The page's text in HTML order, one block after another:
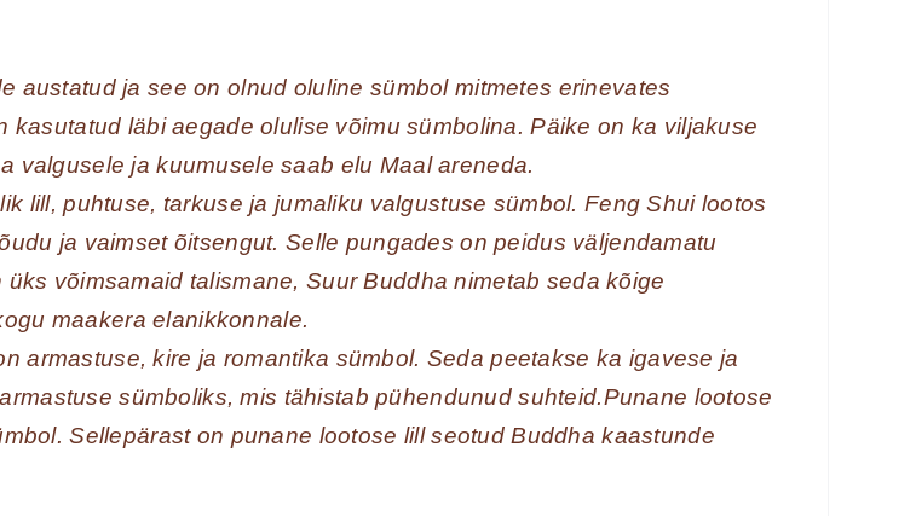
austatud ja see on olnud oluline sümbol mitmetes erinevates
kasutatud läbi aegade olulise võimu sümbolina. Päike on ka viljakuse
valgusele ja kuumusele saab elu Maal areneda.
lill, puhtuse, tarkuse ja jumaliku valgustuse sümbol. Feng Shui lootos
ja vaimset õitsengut. Selle pungades on peidus väljendamatu
võimsamaid talismane, Suur Buddha nimetab seda kõige
maakera elanikkonnale.
armastuse, kire ja romantika sümbol. Seda peetakse ka igavese ja
sümboliks, mis tähistab pühendunud suhteid.Punane lootose
Sellepärast on punane lootose lill seotud Buddha kaastunde